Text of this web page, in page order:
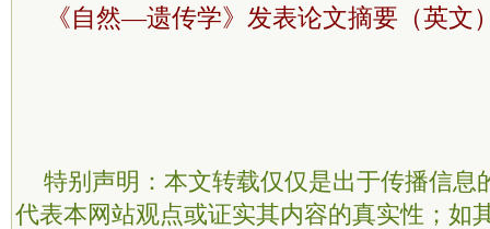
《自然—遗传学》发表论文摘要（英文
特别声明：本文转载仅仅是出于传播信息
代表本网站观点或证实其内容的真实性；如